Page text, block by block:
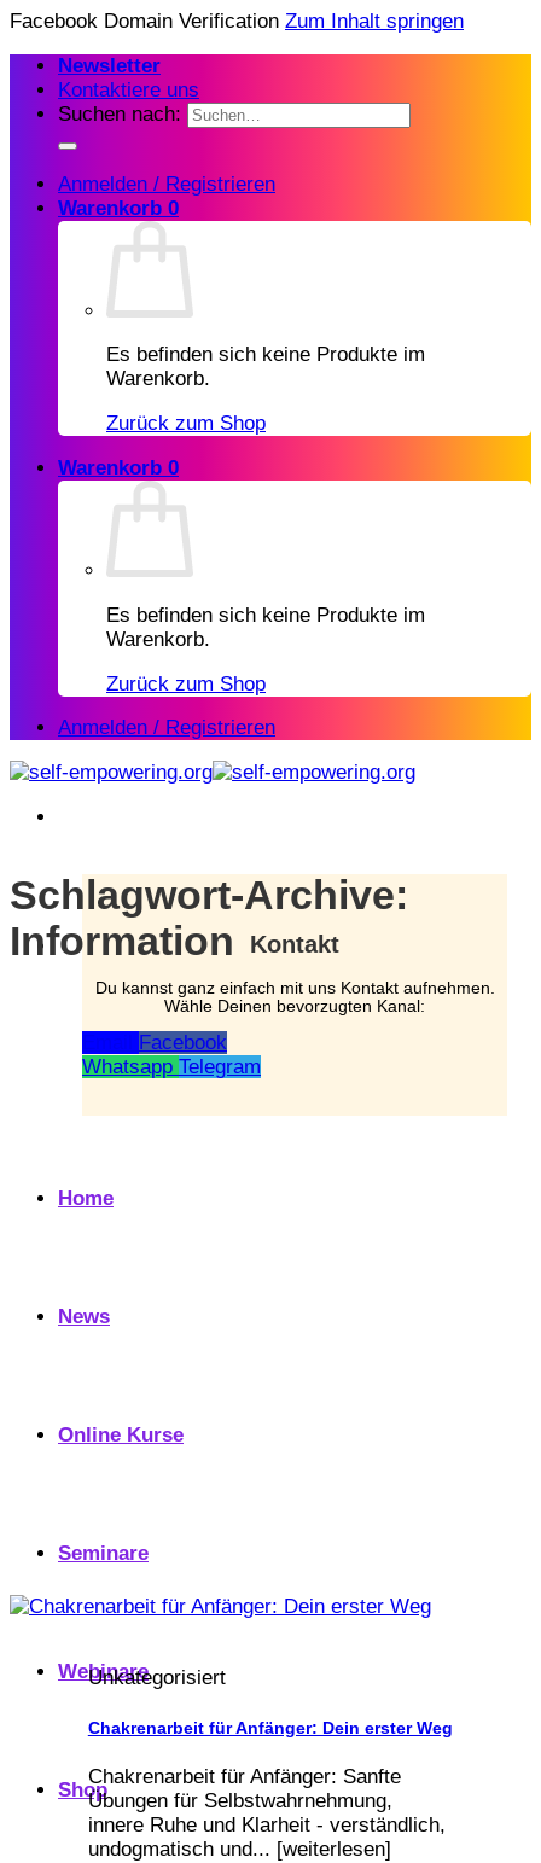
Facebook Domain Verification Zum Inhalt springen
Newsletter
Kontaktiere uns
Suchen nach:
Anmelden / Registrieren
Warenkorb 0
Es befinden sich keine Produkte im
Warenkorb.
Zurück zum Shop
Warenkorb 0
Es befinden sich keine Produkte im
Warenkorb.
Zurück zum Shop
Anmelden / Registrieren
Kontakt
Du kannst ganz einfach mit uns Kontakt aufnehmen.
Wähle Deinen bevorzugten Kanal:
Facebook
Whatsapp Telegram
Home
News
Online Kurse
Seminare
Webinare
Shop
Schlagwort-Archive:
Information
Unkategorisiert
Chakrenarbeit für Anfänger: Dein erster Weg
Chakrenarbeit für Anfänger: Sanfte
Übungen für Selbstwahrnehmung,
innere Ruhe und Klarheit - verständlich,
undogmatisch und... [weiterlesen]